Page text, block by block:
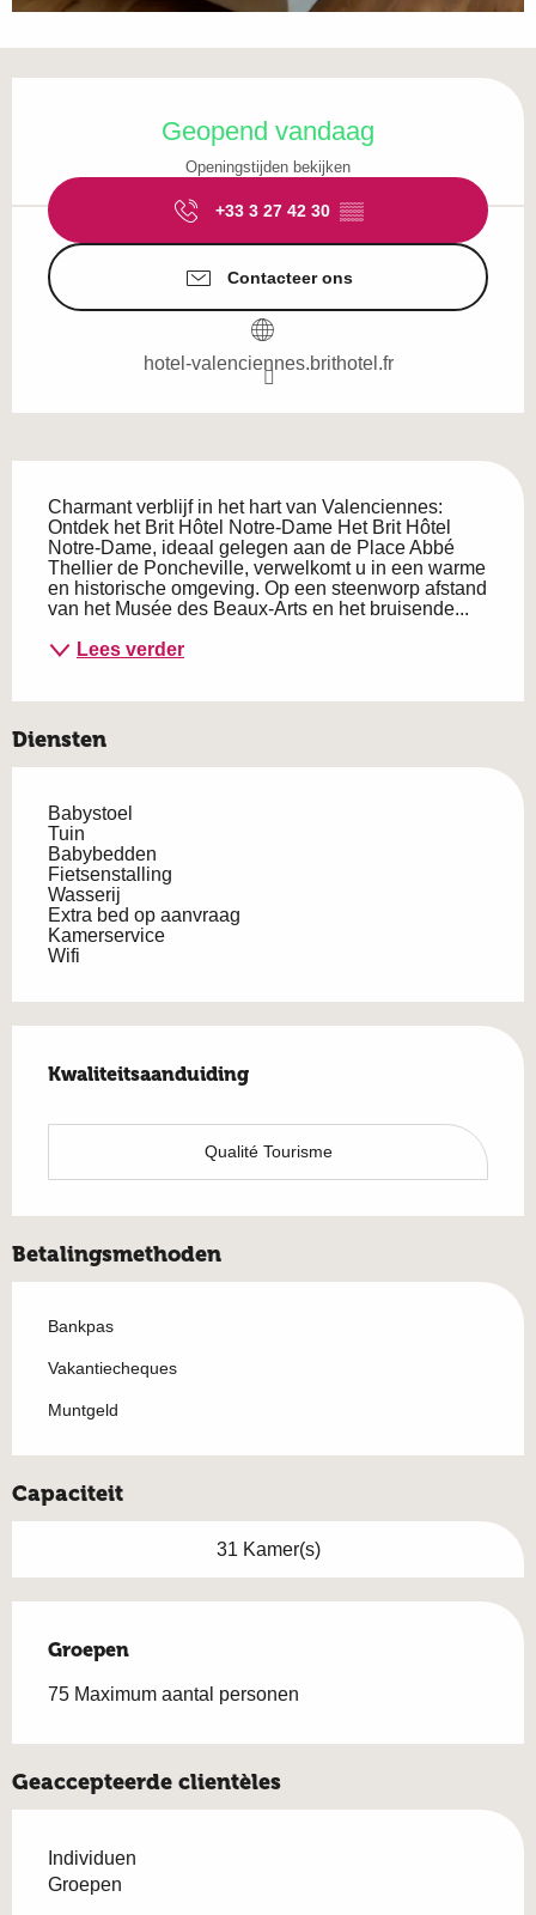
Geopend vandaag
Openingstijden bekijken
+33 3 27 42 30 ▒▒
Contacteer ons
hotel-valenciennes.brithotel.fr
Charmant verblijf in het hart van Valenciennes:
Ontdek het Brit Hôtel Notre-Dame Het Brit Hôtel
Notre-Dame, ideaal gelegen aan de Place Abbé
Thellier de Poncheville, verwelkomt u in een warme
en historische omgeving. Op een steenworp afstand
van het Musée des Beaux-Arts en het bruisende...
Lees verder
Diensten
Babystoel
Tuin
Babybedden
Fietsenstalling
Wasserij
Extra bed op aanvraag
Kamerservice
Wifi
Kwaliteitsaanduiding
Kwaliteitsaanduiding
Qualité Tourisme
Betalingsmethoden
Bankpas
Vakantiecheques
Muntgeld
Capaciteit
31 Kamer(s)
Groepen
Groepen
75 Maximum aantal personen
Geaccepteerde clientèles
Individuen
Groepen